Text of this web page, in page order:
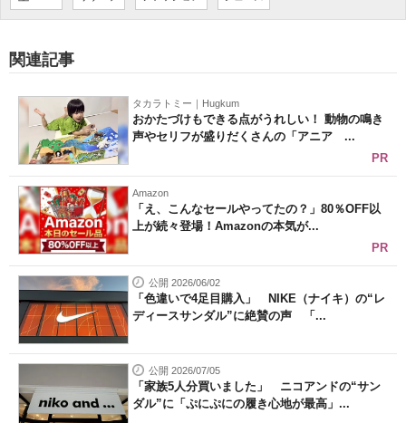
IT製品の技術・比較・事例
製造業のIT導入・活用を支援
エレクトロニクス専門サイト
電子設計の基本と応用
エネルギーの専門メディア
建設×テクノロジーの最前線
ちょっと気になるネットの話題
関連記事
タカラトミー｜Hugkum
おかたづけもできる点がうれしい！ 動物の鳴き
声やセリフが盛りだくさんの「アニア ...
PR
Amazon
「え、こんなセールやってたの？」80％OFF以
上が続々登場！Amazonの本気が...
PR
公開 2026/06/02
「色違いで4足目購入」 NIKE（ナイキ）の“レ
ディースサンダル”に絶賛の声 「...
公開 2026/07/05
「家族5人分買いました」 ニコアンドの“サン
ダル”に「ぷにぷにの履き心地が最高」...